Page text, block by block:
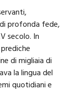
profonda fede,
secolo. In
di migliaia di
la lingua del
quotidiani e